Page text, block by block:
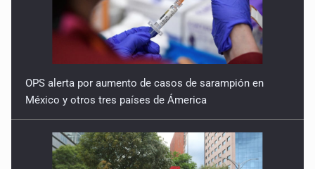
OPS alerta por aumento de casos de sarampión en
México y otros tres países de Ámerica